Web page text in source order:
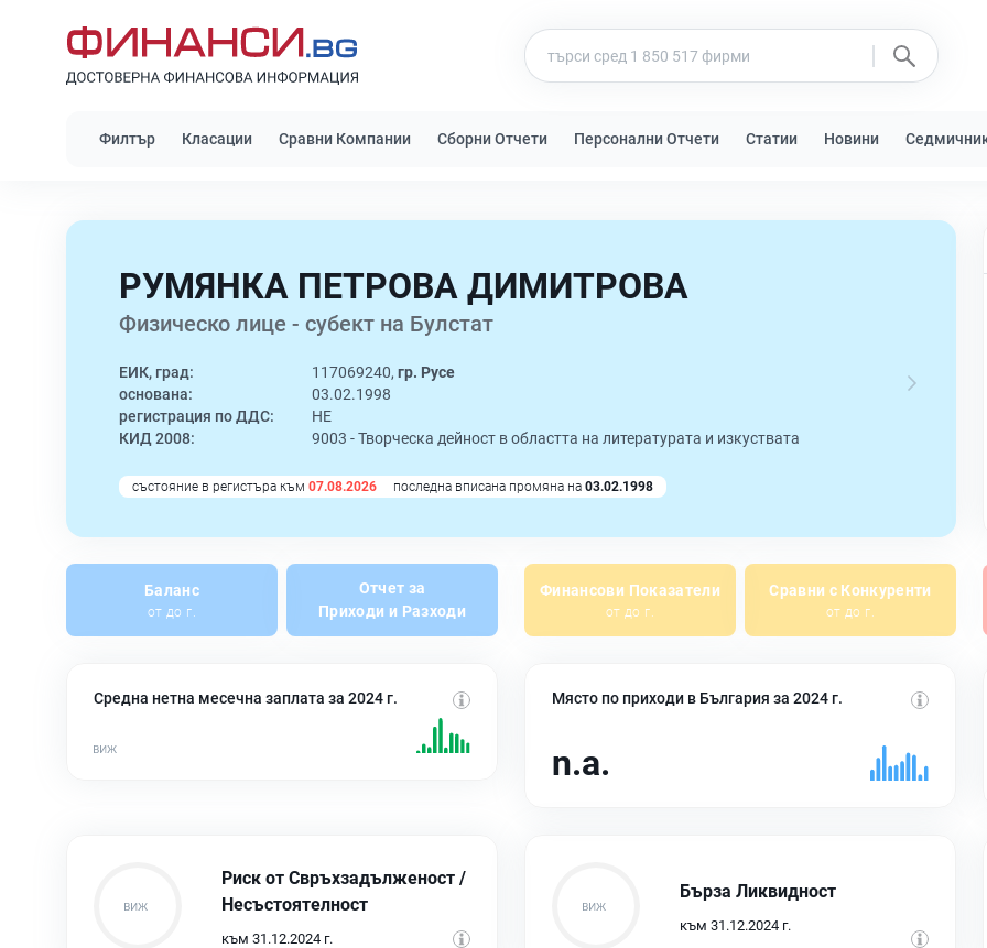
Филтър Класации Сравни Компании Сборни Отчети Персонални Отчети Статии Новини
РУМЯНКА ПЕТРОВА ДИМИТРОВА
Физическо лице - субект на Булстат
ЕИК, град: 117069240, гр. Русе
основана:
03.02.1998
регистрация по ДДС:
НЕ
КИД 2008:
9003 -Творческа дейност в областта на литературата и изкуствата
състояние в регистъра към 07.08.2026 последна вписана промяна на 03.02.1998
Баланс
от до г.
Отчет за
Приходи и Разходи
Финансови Показатели
от до г.
Сравни с Конкуренти
от до г.
Средна нетна месечна заплата за 2024 г. Място по приходи в България за 2024 г.
n.a.
Риск от Свръхзадълженост /
Несъстоятелност
към 31.12.2024 г.
Бърза Ликвидност
към 31.12.2024 г.